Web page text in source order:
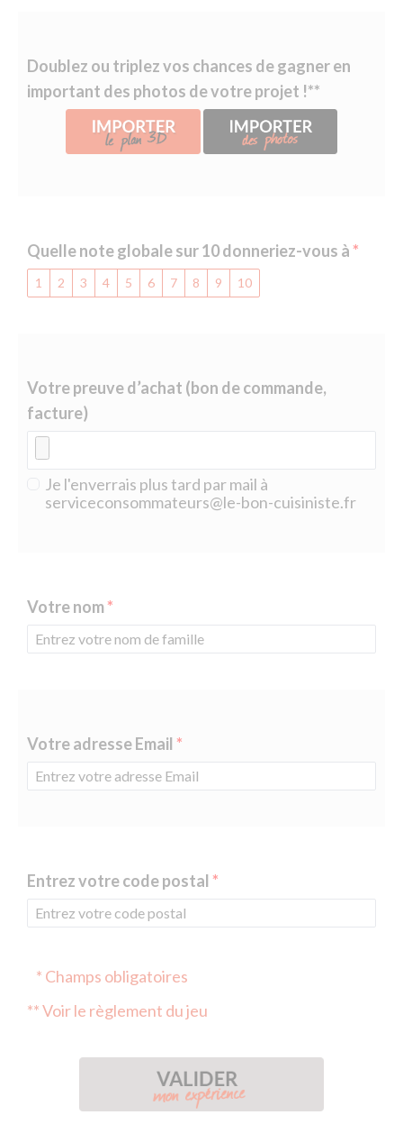
Doublez ou triplez vos chances de gagner en
important des photos de votre projet !**
Quelle note globale sur 10 donneriez-vous à
1 2 3 4 5 6 7 8 9 10
Votre preuve d’achat (bon de commande,
facture)
Je l'enverrais plus tard par mail à
serviceconsommateurs@le-bon-cuisiniste.fr
Votre nom
Votre adresse Email
Entrez votre code postal
* Champs obligatoires
** Voir le règlement du jeu